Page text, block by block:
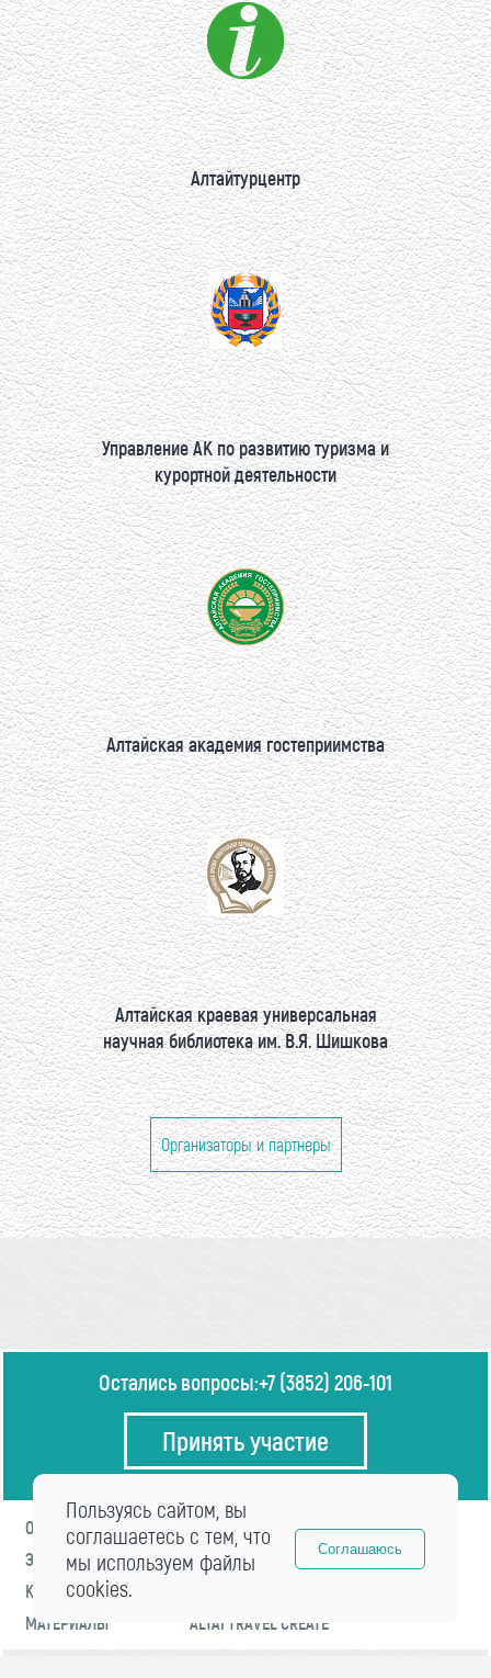
Алтайтурцентр
Управление АК по развитию туризма и
курортной деятельности
Алтайская академия гостеприимства
Алтайская краевая универсальная
научная библиотека им. В.Я. Шишкова
Организаторы и партнеры
Остались вопросы:+7 (3852) 206-101
Принять участие
О ФОРУМЕ
ПРОГРАММА
ЭКСПЕРТЫ
НОВОСТИ
КОНТАКТЫ
МАТЕРИАЛЫ
ALTAI TRAVEL CREATE
Пользуясь сайтом, вы
соглашаетесь с тем, что
мы используем файлы
cookies.
Соглашаюсь